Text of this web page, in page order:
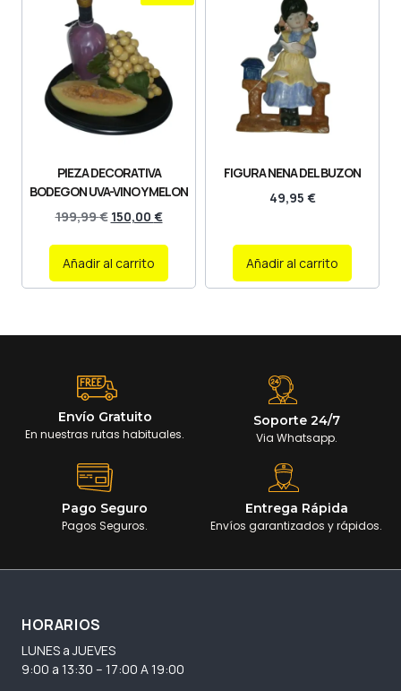
PIEZA DECORATIVA
BODEGON UVA-VINO Y MELON
199,99€ 150,00 €
Añadir al carrito
FIGURA NENA DEL BUZON
49,95 €
Añadir al carrito
Envío Gratuito
En nuestras rutas habituales.
Soporte 24/7
Via Whatsapp.
Pago Seguro
Pagos Seguros.
Entrega Rápida
Envíos garantizados y rápidos.
HORARIOS
LUNES a JUEVES
9:00 a 13:30 – 17:00 A 19:00